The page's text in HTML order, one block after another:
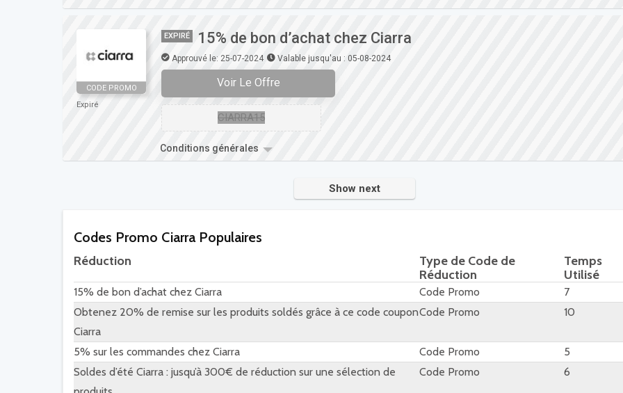
CODE PROMO
Expiré
EXPIRÉ 15% de bon d’achat chez Ciarra
Approuvé le: 25-07-2024 Valable jusqu'au : 05-08-2024
Voir Le Offre
CIARRA15
Conditions générales
Show next
Codes Promo Ciarra Populaires
Réduction
Type de Code de
Réduction
Temps
Utilisé
15% de bon d’achat chez Ciarra Code Promo
7
Obtenez 20% de remise sur les produits soldés grâce à ce code coupon
Ciarra
Code Promo 10
5% sur les commandes chez Ciarra Code Promo
5
Soldes d’été Ciarra : jusqu’à 300€ de réduction sur une sélection de
Code Promo 6